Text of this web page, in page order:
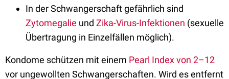
In der Schwangerschaft gefährlich sind
Zytomegalie und Zika-Virus-Infektionen (sexuelle
Übertragung in Einzelfällen möglich).
Kondome schützen mit einem Pearl Index von 2–12
vor ungewollten Schwangerschaften. Wird es entfernt